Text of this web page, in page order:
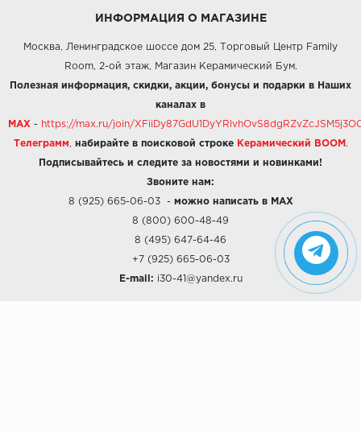
ИНФОРМАЦИЯ О МАГАЗИНЕ
Москва, Ленинградское шоссе дом 25, Торговый Центр Family
Room, 2-ой этаж, Магазин Керамический Бум.
Полезная информация, скидки, акции, бонусы и подарки в Наших
каналах в
MAX - https://max.ru/join/
Телеграмм набирайте в поисковой строке Керамический BOOM .
Подписывайтесь и следите за новостями и новинками!
Звоните нам:
8 (925) 665-06-03- можно написать в MAX
8 (800) 600-48-49
8 (495) 647-64-46
+7 (925) 665-06-03
E-mail: i30-41@yandex.ru